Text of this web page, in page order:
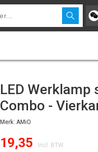
LED Werklamp
Combo -
Merk: AMiO
19,35 Incl. BTW